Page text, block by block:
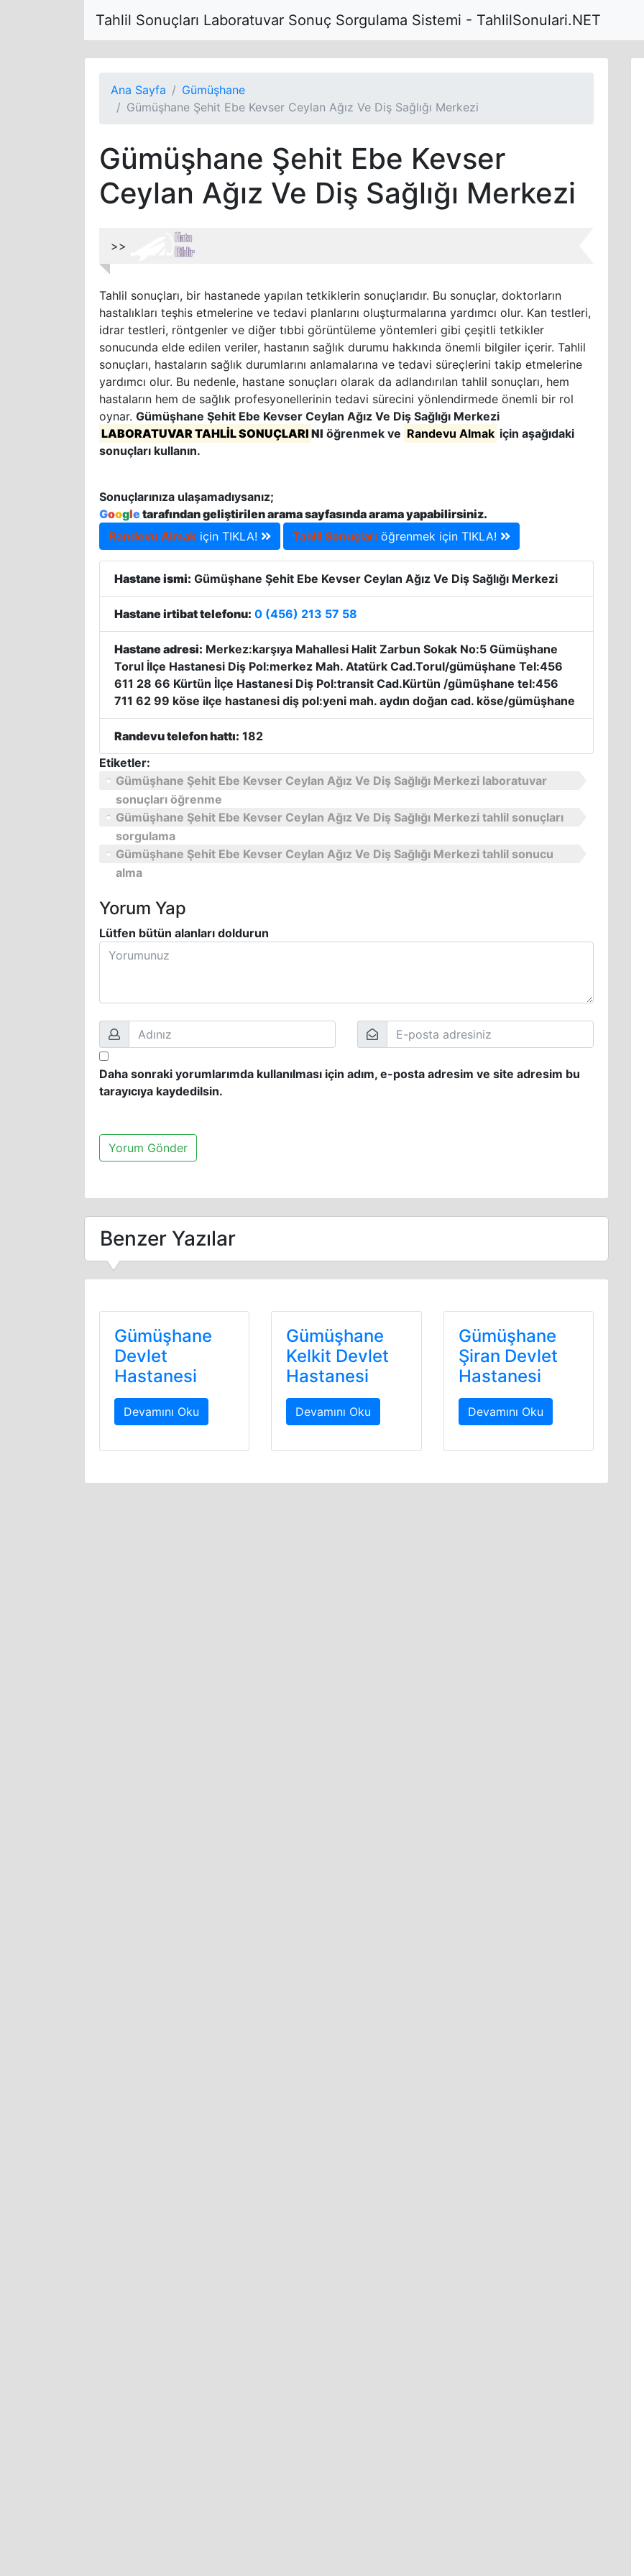
Tahlil Sonuçları Laboratuvar Sonuç Sorgulama Sistemi - TahlilSonulari.NET
Ana Sayfa
Gümüşhane
Gümüşhane Şehit Ebe Kevser Ceylan Ağız Ve Diş Sağlığı Merkezi
Gümüşhane Şehit Ebe Kevser
Ceylan Ağız Ve Diş Sağlığı Merkezi
>>
Tahlil sonuçları, bir hastanede yapılan tetkiklerin sonuçlarıdır. Bu sonuçlar, doktorların
hastalıkları teşhis etmelerine ve tedavi planlarını oluşturmalarına yardımcı olur. Kan testleri,
idrar testleri, röntgenler ve diğer tıbbi görüntüleme yöntemleri gibi çeşitli tetkikler
sonucunda elde edilen veriler, hastanın sağlık durumu hakkında önemli bilgiler içerir. Tahlil
sonuçları, hastaların sağlık durumlarını anlamalarına ve tedavi süreçlerini takip etmelerine
yardımcı olur. Bu nedenle, hastane sonuçları olarak da adlandırılan tahlil sonuçları, hem
hastaların hem de sağlık profesyonellerinin tedavi sürecini yönlendirmede önemli bir rol
oynar. Gümüşhane Şehit Ebe Kevser Ceylan Ağız Ve Diş Sağlığı Merkezi
LABORATUVAR TAHLİL SONUÇLARI NI öğrenmek ve Randevu Almak için aşağıdaki
sonuçları kullanın.
Sonuçlarınıza ulaşamadıysanız;
Googletarafından geliştirilen arama sayfasında arama yapabilirsiniz.
Randevu Almak için TIKLA! Tahlil Sonuçları öğrenmek için TIKLA!
Hastane ismi: Gümüşhane Şehit Ebe Kevser Ceylan Ağız Ve Diş Sağlığı Merkezi
Hastane irtibat telefonu: 0 (456) 213 57 58
Hastane adresi: Merkez:karşıya Mahallesi Halit Zarbun Sokak No:5 Gümüşhane
Torul İlçe Hastanesi Diş Pol:merkez Mah. Atatürk Cad.Torul/gümüşhane Tel:456
611 28 66 Kürtün İlçe Hastanesi Diş Pol:transit Cad.Kürtün /gümüşhane tel:456
711 62 99 köse ilçe hastanesi diş pol:yeni mah. aydın doğan cad. köse/gümüşhane
Randevu telefon hattı: 182
Etiketler:
Gümüşhane Şehit Ebe Kevser Ceylan Ağız Ve Diş Sağlığı Merkezi laboratuvar
sonuçları öğrenme
Gümüşhane Şehit Ebe Kevser Ceylan Ağız Ve Diş Sağlığı Merkezi tahlil sonuçları
sorgulama
Gümüşhane Şehit Ebe Kevser Ceylan Ağız Ve Diş Sağlığı Merkezi tahlil sonucu
alma
Yorum Yap
Lütfen bütün alanları doldurun
Daha sonraki yorumlarımda kullanılması için adım, e-posta adresim ve site adresim bu
tarayıcıya kaydedilsin.
Benzer Yazılar
Gümüşhane
Devlet
Hastanesi
Devamını Oku
Gümüşhane
Kelkit Devlet
Hastanesi
Devamını Oku
Gümüşhane
Şiran Devlet
Hastanesi
Devamını Oku